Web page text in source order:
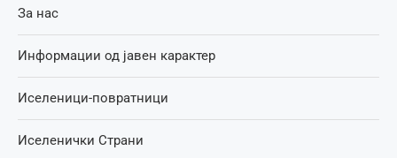
За нас
Информации од јавен карактер
Иселеници-повратници
Иселенички Страни